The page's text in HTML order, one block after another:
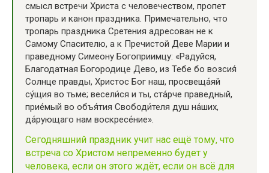
смысл встречи Христа с человечеством, пропет
тропарь и канон праздника. Примечательно, что
тропарь праздника Сретения адресован не к
Самому Спасителю, а к Пречистой Деве Марии и
праведному Симеону Богоприимцу: «Радуйся,
Благодатная Богородице Дево, из Тебе бо возсия́
Солнце правды, Христос Бог наш, просвеща́яй
су́щия во тьме; весели́ся и ты, ста́рче праведный,
прие́мый во объя́тия Свободи́теля душ на́ших,
да́рующаго нам воскресе́ние».
Сегодняшний праздник учит нас ещё тому, что
встреча со Христом непременно будет у
человека, если он этого ждёт, если он всё для